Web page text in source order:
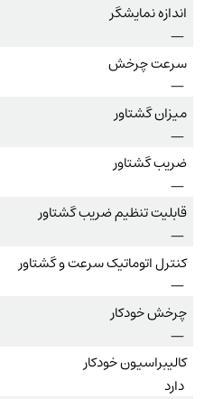
اندازه نمایشگر
—
سرعت چرخش
—
میزان گشتاور
—
ضریب گشتاور
—
قابلیت تنظیم ضریب گشتاور
—
کنترل اتوماتیک سرعت و گشتاور
—
چرخش خودکار
—
کالیبراسیون خودکار
دارد